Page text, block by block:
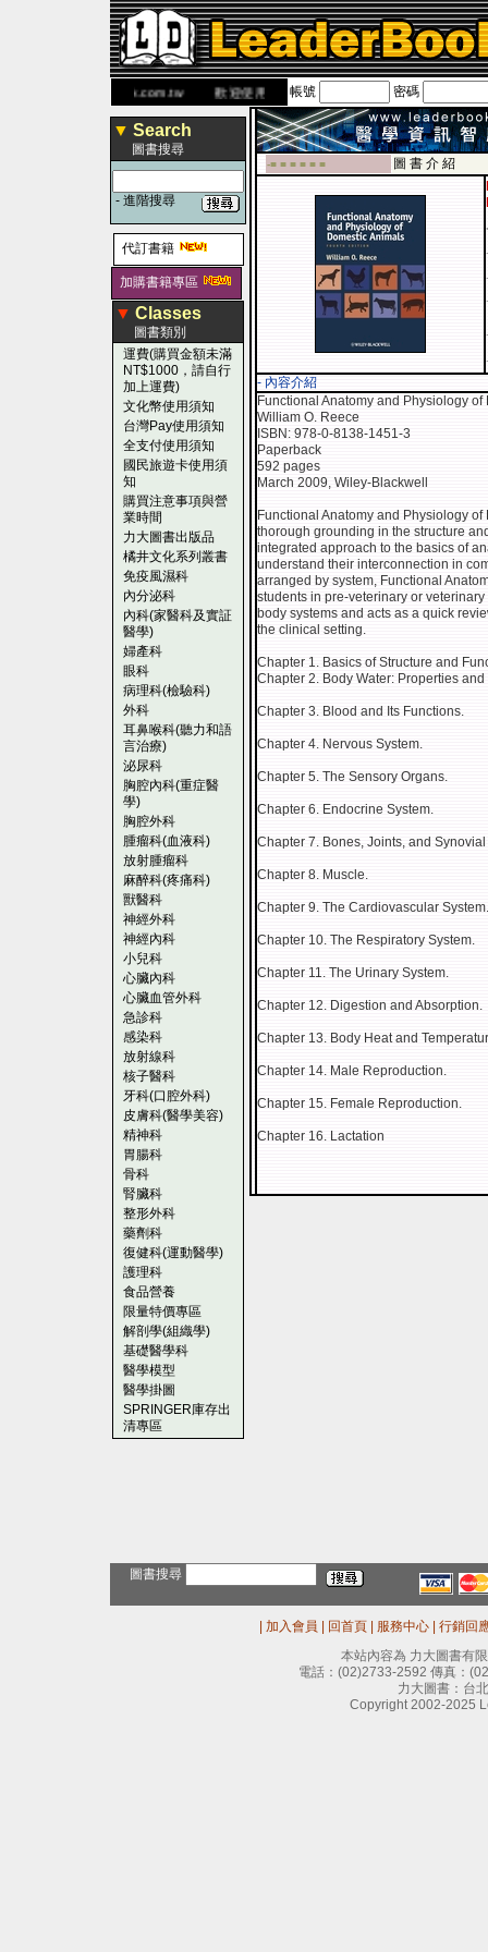
www.leaderbook.com.tw歡迎使用 國民旅遊卡！！
帳號 密碼
▼ Search
圖書搜尋
- 進階搜尋
代訂書籍
加購書籍專區
▼ Classes
圖書類別
運費(購買金額未滿
NT$1000，請自行
加上運費)
文化幣使用須知
台灣Pay使用須知
全支付使用須知
國民旅遊卡使用須
知
購買注意事項與營
業時間
力大圖書出版品
橘井文化系列叢書
免疫風濕科
內分泌科
內科(家醫科及實証
醫學)
婦產科
眼科
病理科(檢驗科)
外科
耳鼻喉科(聽力和語
言治療)
泌尿科
胸腔內科(重症醫
學)
胸腔外科
腫瘤科(血液科)
放射腫瘤科
麻醉科(疼痛科)
獸醫科
神經外科
神經內科
小兒科
心臟內科
心臟血管外科
急診科
感染科
放射線科
核子醫科
牙科(口腔外科)
皮膚科(醫學美容)
精神科
胃腸科
骨科
腎臟科
整形外科
藥劑科
復健科(運動醫學)
護理科
食品營養
限量特價專區
解剖學(組織學)
基礎醫學科
醫學模型
醫學掛圖
SPRINGER庫存出
清專區
-■ ■ ■ ■ ■ ■
圖 書 介 紹
- 內容介紹
Functional Anatomy and Physiology
William O. Reece
ISBN: 978-0-8138-1451-3
Paperback
592 pages
March 2009, Wiley-Blackwell
Functional Anatomy and Physiology
thorough grounding in the structure
integrated approach to the basics of
understand their interconnection in
arranged by system, Functional
students in pre-veterinary or
body systems and acts as a quick
the clinical setting.
Chapter 1. Basics of Structure and
Chapter 2. Body Water: Properties
Chapter 3. Blood and Its Functions.
Chapter 4. Nervous System.
Chapter 5. The Sensory Organs.
Chapter 6. Endocrine System.
Chapter 7. Bones, Joints, and
Chapter 8. Muscle.
Chapter 9. The Cardiovascular System.
Chapter 10. The Respiratory System.
Chapter 11. The Urinary System.
Chapter 12. Digestion and Absorption.
Chapter 13. Body Heat and
Chapter 14. Male Reproduction.
Chapter 15. Female Reproduction.
Chapter 16. Lactation
圖書搜尋
加入會員 回首頁 服務中心
行銷回
本站內容為 力大圖書有
電話： (02)2733-2592 傳真：
力大圖書：台
Copyright 2002-2025